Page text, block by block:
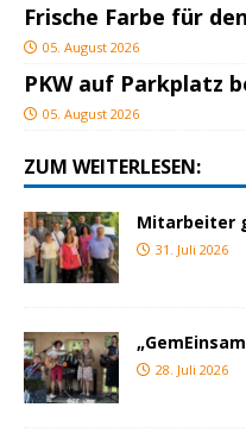
Frische Farbe für
05. August 2026
PKW auf Parkplatz
05. August 2026
ZUM WEITERLESEN:
Mitarbeiter
31. Juli 2026
28. Juli 2026